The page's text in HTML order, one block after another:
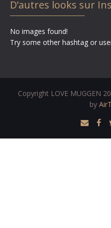
D’autres looks sur
No images found!
Try some other hashtag or
Copyright LOVE MUGGEN
by